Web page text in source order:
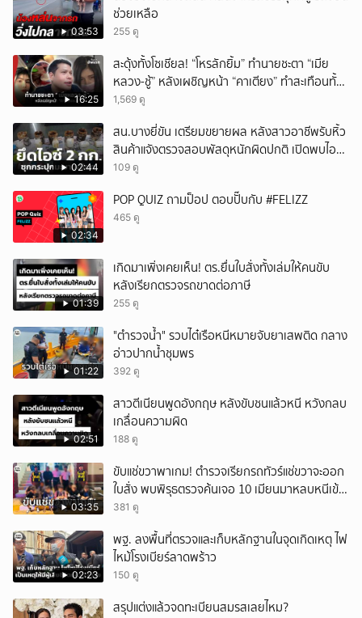
03:53
ช่วยเหลือ
255 ดู
16:25
สะดุ้งทั้งโซเชียล! “โหรลักยิ้ม” ทำนายชะตา “เมีย
หลวง-ชู้” หลังเผชิญหน้า “คาเตียง” ทำสะเทือนทั้ง
ประเทศ
1,569 ดู
02:44
สน.บางยี่ขัน เตรียมขยายผล หลังสาวอาชีพรับหิ้ว
สินค้าแจังตรวจสอบพัสดุหนักผิดปกติ เปิดพบไอซ์
ซุกอยู่ 2 กก.
109 ดู
02:34
POP QUIZ ถามป็อป ตอบปั๊บกับ #FELIZZ
465 ดู
01:39
เกิดมาเพิ่งเคยเห็น! ตร.ยื่นใบสั่งทั้งเล่มให้คนขับ
หลังเรียกตรวจรถขาดต่อภาษี
255 ดู
01:22
"ตำรวจน้ำ" รวบไต๋เรือหนีหมายจับยาเสพติด กลาง
อ่าวปากน้ำชุมพร
392 ดู
02:51
สาวตีเนียนพูดอังกฤษ หลังขับชนแล้วหนี หวังกลบ
เกลื่อนความผิด
188 ดู
03:35
ขับแช่ขวาพาเกม! ตำรวจเรียกรถทัวร์แช่ขวาจะออก
ใบสั่ง พบพิรุธตรวจค้นเจอ 10 เมียนมาหลบหนีเข้า
เมือง
381 ดู
02:23
พฐ. ลงพื้นที่ตรวจและเก็บหลักฐานในจุดเกิดเหตุ ไฟ
ไหม้โรงเบียร์ลาดพร้าว
150 ดู
สรุปแต่งแล้วจดทะเบียนสมรสเลยไหม?